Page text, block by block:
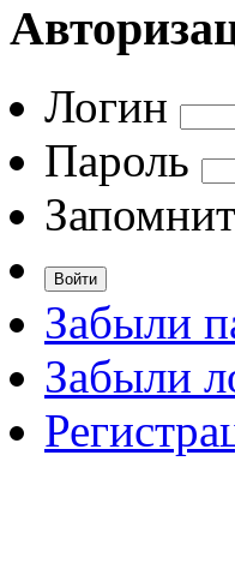
Логин
Пароль
Забыли
Забыли